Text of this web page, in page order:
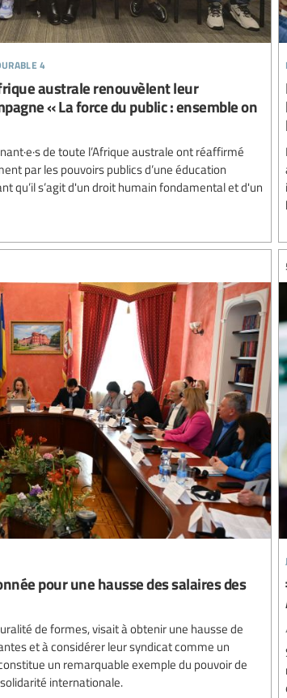
4
australe renouvèlent leur
« La force du public : ensemble on
de toute l’Afrique australe ont réaffirmé
par les pouvoirs publics d’une éducation
qu’il s’agit d'un droit humain fondamental et d'un
pour une hausse des salaires des
de formes, visait à obtenir une hausse de
et à considérer leur syndicat comme un
un remarquable exemple du pouvoir de
internationale.